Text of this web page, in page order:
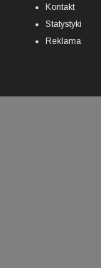
Kontakt
Statystyki
Reklama